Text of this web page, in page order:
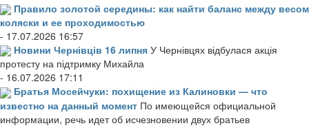
Правило золотой середины: как найти баланс между весом
коляски и ее проходимостью
- 17.07.2026 16:57
Новини Чернівців 16 липня У Чернівцях відбулася акція
протесту на підтримку Михайла
- 16.07.2026 17:11
Братья Мосейчуки: похищение из Калиновки — что
известно на данный момент По имеющейся официальной
информации, речь идет об исчезновении двух братьев